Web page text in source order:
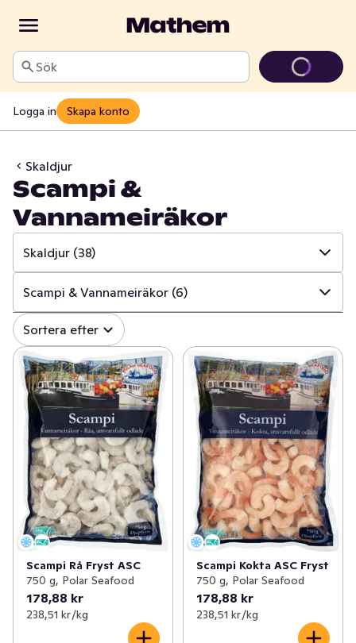
Sök
Logga in Skapa konto
Skaldjur
Scampi &
Vannameiräkor
Skaldjur (38)
✓ Alla (232)
✓ Fisk (91)
✓ Fiskpinnar & konserver (32)
✓ Kaviar & rom (31)
✓ Sill, ansjovis & sardiner
✓ Skaldjur (38)
Scampi & Vannameiräkor (6)
✓ Alla (38)
✓ Räkor (15)
✓ Scampi & Vannameiräkor (6)
✓ Musslor (4)
✓ Kräftstjärtar (1)
✓ Kräftor (9)
✓ Surimi & crabsticks (1)
✓ Kammusslor (1)
✓ Hummer
Sortera efter
Scampi Rå Fryst ASC
750 g, Polar Seafood
178,88 kr
238,51 kr /kg
Scampi Kokta ASC Fryst
750 g, Polar Seafood
178,88 kr
238,51 kr /kg